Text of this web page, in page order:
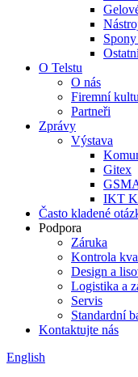
O Telstu
O nás
Firemní
Partneři
Zprávy
Výstava
Gitex
IKT
Často kladené
Podpora
Záruka
Kontrola
Design a
Logistika a
Servis
Standardní
Kontaktujte nás
English